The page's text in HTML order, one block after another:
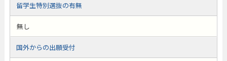
留学生特別選抜の有無
無し
国外からの出願受付